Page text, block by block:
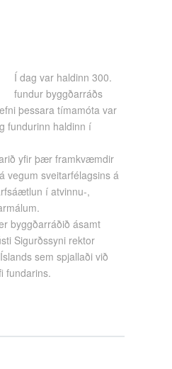
Í dag var haldinn 300.
fundur byggðarráðs
þessara tímamóta var
fundurinn haldinn í
yfir þær framkvæmdir
vegum sveitarfélagsins á
í atvinnu-,
byggðarráðið ásamt
Sigurðssyni rektor
sem spjallaði við
fundarins.